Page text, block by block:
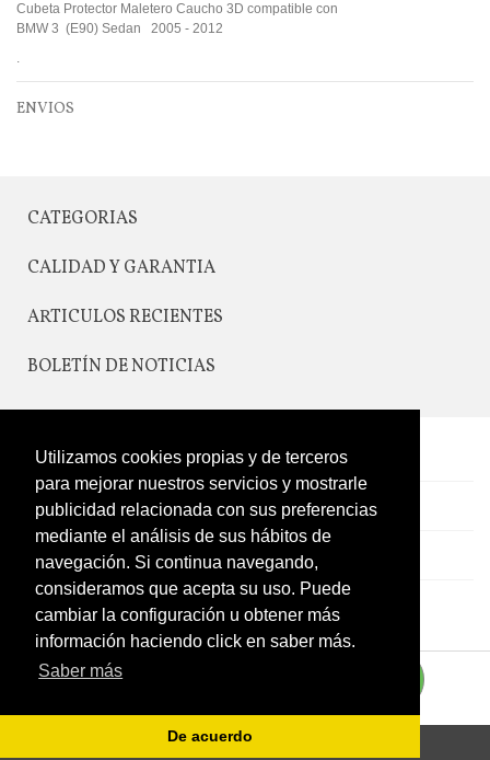
Utilizamos cookies propias y de terceros
para mejorar nuestros servicios y mostrarle
publicidad relacionada con sus preferencias
mediante el análisis de sus hábitos de
navegación. Si continua navegando,
consideramos que acepta su uso. Puede
cambiar la configuración u obtener más
información haciendo click en saber más.
Saber más
De acuerdo
Cubeta Protector Maletero Caucho 3D compatible con
BMW 3 (E90) Sedan 2005 - 2012
.
ENVIOS
CATEGORIAS
CALIDAD Y GARANTIA
ARTICULOS RECIENTES
BOLETÍN DE NOTICIAS
CONTACTO
LEGAL
CATÁLOGO
MI CUENTA